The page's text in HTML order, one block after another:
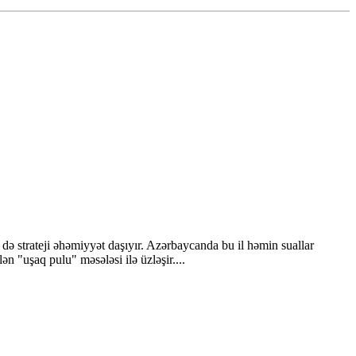
əhəmiyyət daşıyır. Azərbaycanda bu il həmin suallar
"uşaq pulu" məsələsi ilə üzləşir....